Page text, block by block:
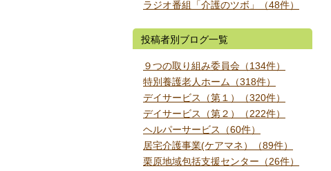
ラジオ番組「介護のツボ」（48件）
投稿者別ブログ一覧
９つの取り組み委員会（134件）
特別養護老人ホーム（318件）
デイサービス（第１）（320件）
デイサービス（第２）（222件）
ヘルパーサービス（60件）
居宅介護事業(ケアマネ）（89件）
栗原地域包括支援センター（26件）